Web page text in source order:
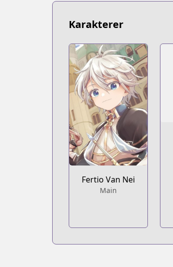
https://
novelUpdates
Book☆Walker
Book☆Walker
https://bookwalker.jp/
Official English
Official English
https://
Karakterer
Fertio Van Nei
Main